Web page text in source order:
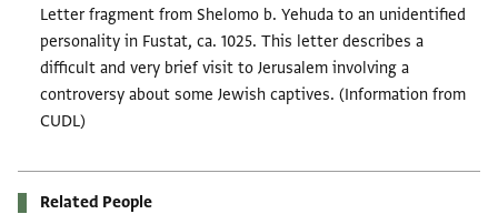
Letter fragment from Shelomo b. Yehuda to an unidentified
personality in Fustat, ca. 1025. This letter describes a
difficult and very brief visit to Jerusalem involving a
controversy about some Jewish captives. (Information from
CUDL)
Related People